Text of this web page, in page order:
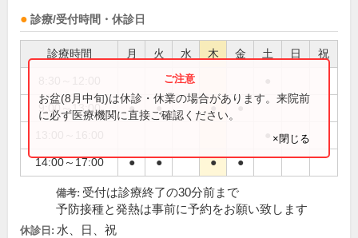
診療/受付時間・休診日
診療時間 月 火 水 木 金 土 日 祝
9:00～13:00 ● ● ● ●
14:00～17:00 ● ● ● ●
お盆(8月中旬)は休診・休業の場合があります。来院前
に必ず医療機関に直接ご確認ください。
×閉じる
備考: 受付は診療終了の30分前まで
予防接種と発熱は事前に予約をお願い致します
休診日: 水、日、祝